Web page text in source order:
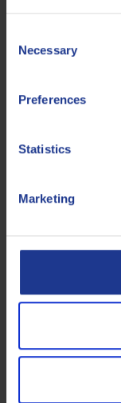
Selection
Necessary
Preferences
Statistics
Marketing
Fluido intero da
di sicurezza e